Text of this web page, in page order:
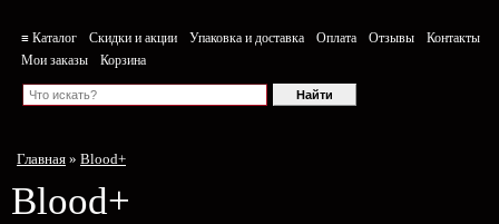
≡ Каталог Скидки и акции Упаковка и доставка Оплата Отзывы
Контакты
Мои заказы
Корзина
Главная » Blood+
Blood+